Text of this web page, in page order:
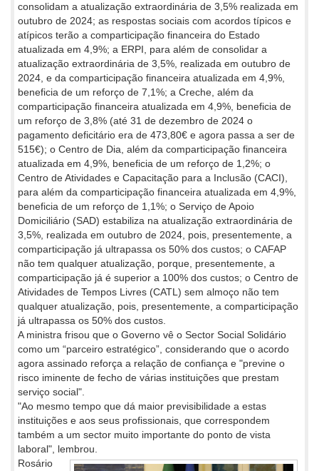
consolidam a atualização extraordinária de 3,5% realizada em
outubro de 2024; as respostas sociais com acordos típicos e
atípicos terão a comparticipação financeira do Estado
atualizada em 4,9%; a ERPI, para além de consolidar a
atualização extraordinária de 3,5%, realizada em outubro de
2024, e da comparticipação financeira atualizada em 4,9%,
beneficia de um reforço de 7,1%; a Creche, além da
comparticipação financeira atualizada em 4,9%, beneficia de
um reforço de 3,8% (até 31 de dezembro de 2024 o
pagamento deficitário era de 473,80€ e agora passa a ser de
515€); o Centro de Dia, além da comparticipação financeira
atualizada em 4,9%, beneficia de um reforço de 1,2%; o
Centro de Atividades e Capacitação para a Inclusão (CACI),
para além da comparticipação financeira atualizada em 4,9%,
beneficia de um reforço de 1,1%; o Serviço de Apoio
Domiciliário (SAD) estabiliza na atualização extraordinária de
3,5%, realizada em outubro de 2024, pois, presentemente, a
comparticipação já ultrapassa os 50% dos custos; o CAFAP
não tem qualquer atualização, porque, presentemente, a
comparticipação já é superior a 100% dos custos; o Centro de
Atividades de Tempos Livres (CATL) sem almoço não tem
qualquer atualização, pois, presentemente, a comparticipação
já ultrapassa os 50% dos custos.
A ministra frisou que o Governo vê o Sector Social Solidário
como um “parceiro estratégico”, considerando que o acordo
agora assinado reforça a relação de confiança e "previne o
risco iminente de fecho de várias instituições que prestam
serviço social".
"Ao mesmo tempo que dá maior previsibilidade a estas
instituições e aos seus profissionais, que correspondem
também a um sector muito importante do ponto de vista
laboral", lembrou.
Rosário